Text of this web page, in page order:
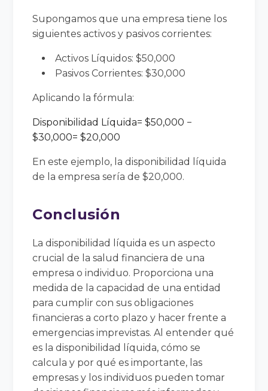
Supongamos que una empresa tiene los
siguientes activos y pasivos corrientes:
Activos Líquidos: $50,000
Pasivos Corrientes: $30,000
Aplicando la fórmula:
Disponibilidad Líquida=$50,000 −
$30,000= $20,000
En este ejemplo, la disponibilidad líquida
de la empresa sería de $20,000.
Conclusión
La disponibilidad líquida es un aspecto
crucial de la salud financiera de una
empresa o individuo. Proporciona una
medida de la capacidad de una entidad
para cumplir con sus obligaciones
financieras a corto plazo y hacer frente a
emergencias imprevistas. Al entender qué
es la disponibilidad líquida, cómo se
calcula y por qué es importante, las
empresas y los individuos pueden tomar